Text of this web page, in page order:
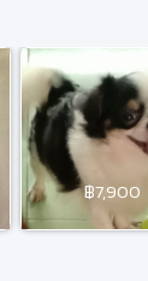
฿7,900